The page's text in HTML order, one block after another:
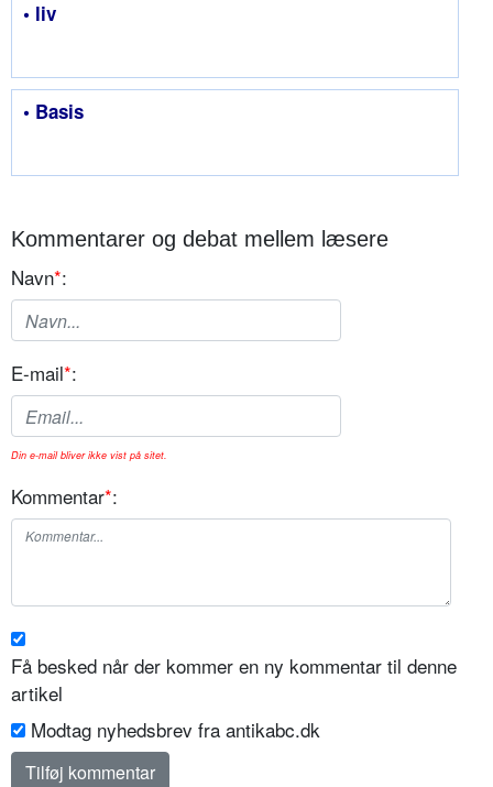
• liv
• Basis
Kommentarer og debat mellem læsere
Navn*:
E-mail*:
Din e-mail bliver ikke vist på sitet.
Kommentar*:
Få besked når der kommer en ny kommentar til denne
artikel
Modtag nyhedsbrev fra antikabc.dk